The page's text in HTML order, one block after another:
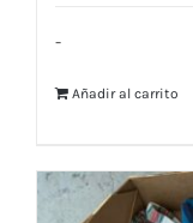
-
Añadir al carrito